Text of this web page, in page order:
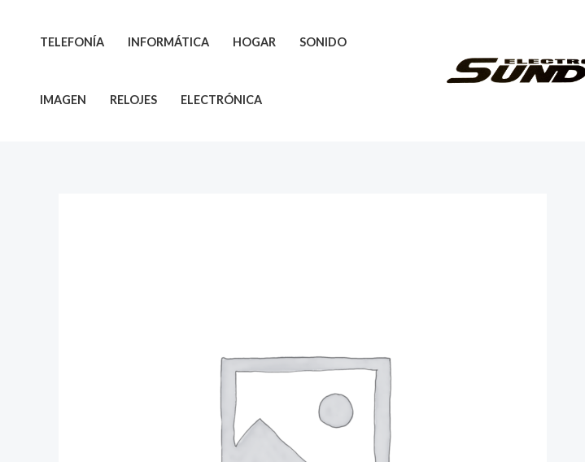
TELEFONÍA INFORMÁTICA HOGAR SONIDO
IMAGEN RELOJES ELECTRÓNICA